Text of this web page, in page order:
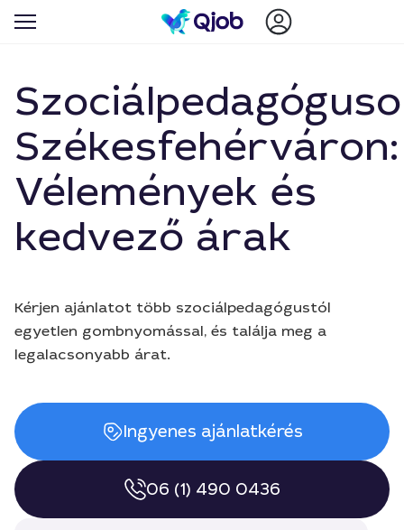
Székesfehérváron:
Vélemények és
kedvező árak
Kérjen ajánlatot több szociálpedagógustól
egyetlen gombnyomással, és találja meg a
legalacsonyabb árat.
Ingyenes ajánlatkérés
06 (1) 490 0436